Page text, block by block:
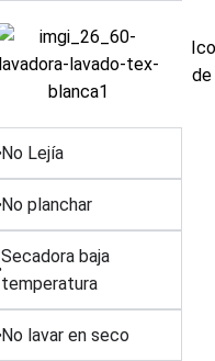
de
No Lejía
No planchar
Secadora baja
temperatura
No lavar en seco